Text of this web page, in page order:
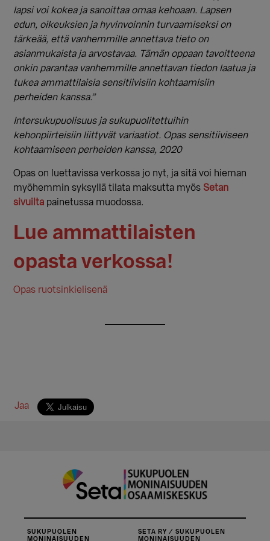
lapsi voi kokea ja sanoittaa omaa kehoaan. Lapsen
edun, oikeuksien ja hyvinvoinnin turvaamiseksi on
tärkeää, että vanhemmille annettava tieto on
asianmukaista ja arvostavaa. Tämän oppaan tavoitteena
onkin parantaa vanhemmille annettavan tiedon laatua ja
tukea ammattilaisia sensitiivisiin kohtaamisiin
perheiden kanssa.”
Intersukupuolisuus ja sukupuolitettuihin
kehonpiirteisiin liittyvät variaatiot. Opas sensitiiviseen
kohtaamiseen perheiden kanssa, 2020
Opas on luettavissa verkossa jo nyt, ja sitä voi hieman
myöhemmin syksyllä tilata maksutta myös Setan
sivuilta painetussa muodossa.
Lue ammattilaisten
opasta verkossa!
Opas ruotsinkielisenä
Jaa
SUKUPUOLEN
MONINAISUUDEN
SETA RY / SUKUPUOLEN
MONINAISUUDEN